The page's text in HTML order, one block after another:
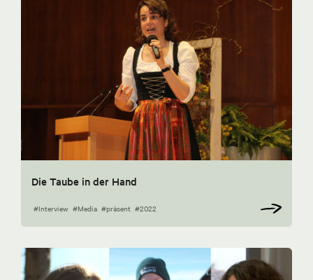
Die Taube in der Hand
#Interview #Media #präsent #2022